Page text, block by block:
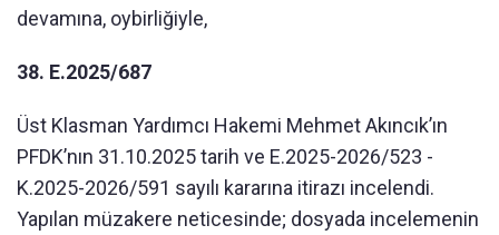
devamına, oybirliğiyle,
38. E.2025/687
Üst Klasman Yardımcı Hakemi Mehmet Akıncık’ın
PFDK’nın 31.10.2025 tarih ve E.2025-2026/523 -
K.2025-2026/591 sayılı kararına itirazı incelendi.
Yapılan müzakere neticesinde; dosyada incelemenin